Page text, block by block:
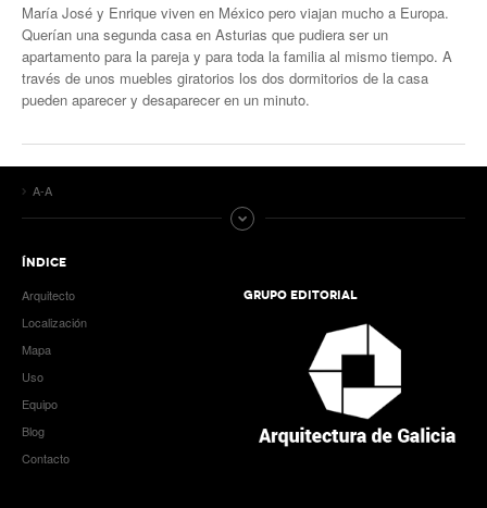
María José y Enrique viven en México pero viajan mucho a Europa.
Querían una segunda casa en Asturias que pudiera ser un
apartamento para la pareja y para toda la familia al mismo tiempo. A
través de unos muebles giratorios los dos dormitorios de la casa
pueden aparecer y desaparecer en un minuto.
A-A
ÍNDICE
Arquitecto
Localización
Mapa
Uso
Equipo
Blog
Contacto
GRUPO EDITORIAL